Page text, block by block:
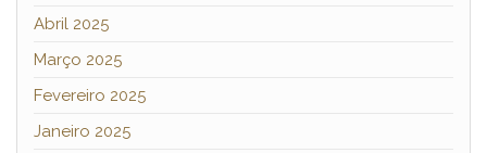
Abril 2025
Março 2025
Fevereiro 2025
Janeiro 2025